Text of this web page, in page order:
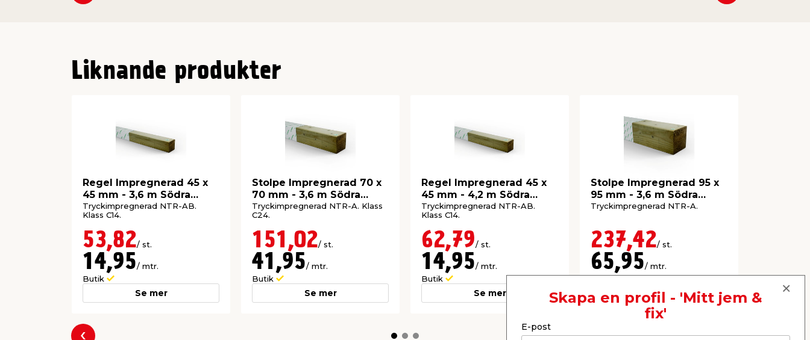
Liknande produkter
Regel Impregnerad 45 x
45 mm - 3,6 m Södra
Wood
Tryckimpregnerad NTR-AB.
Klass C14.
53,82/ st.
14,95/ mtr.
Butik
Se mer
Stolpe Impregnerad 70 x
70 mm - 3,6 m Södra
Wood
Tryckimpregnerad NTR-A. Klass
C24.
151,02/ st.
41,95/ mtr.
Butik
Se mer
Regel Impregnerad 45 x
45 mm - 4,2 m Södra
Wood
Tryckimpregnerad NTR-AB.
Klass C14.
62,79/ st.
14,95/ mtr.
Butik
Se mer
Stolpe Impregnerad 95 x
95 mm - 3,6 m Södra
Wood
Tryckimpregnerad NTR-A.
237,42/ st.
65,95/ mtr.
Butik
Se mer
Butik
Skapa en profil - 'Mitt jem &
fix'
E-post